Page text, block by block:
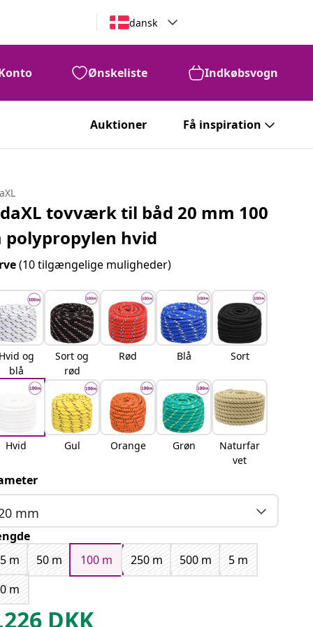
dansk
Ønskeliste Indkøbsvogn
Auktioner Få inspiration
tovværk til båd 20 mm 100
polypropylen hvid
(10 tilgængelige muligheder)
Hvid og
blå
Sort og
rød
Rød Blå Sort
Hvid Gul Orange Grøn
Naturfar
vet
mm
m
50 m 100 m 250 m 500 m
5 m
m
DKK